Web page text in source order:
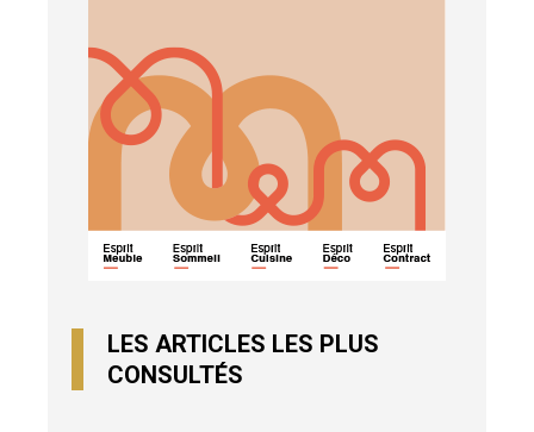
LES ARTICLES LES PLUS
CONSULTÉS